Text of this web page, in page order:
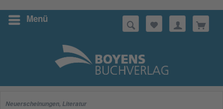
Menü
Suchen
Neuerscheinungen, Literatur